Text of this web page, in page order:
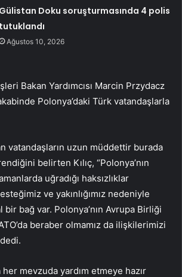
Gülistan Doku soruşturmasında 4 polis
tutuklandı
Ağustos 10, 2026
Bakan Yardımcısı Marcin Przydacz
Polonya’daki Türk vatandaşlarla
vatandaşların uzun müddettir burada
belirten Kılıç, “Polonya’nın
uğradığı haksızlıklar
ve yakınlığımız nedeniyle
bir bağ var. Polonya’nın Avrupa Birliği
beraber olmamız da ilişkilerimizi
her mevzuda yardım etmeye hazır